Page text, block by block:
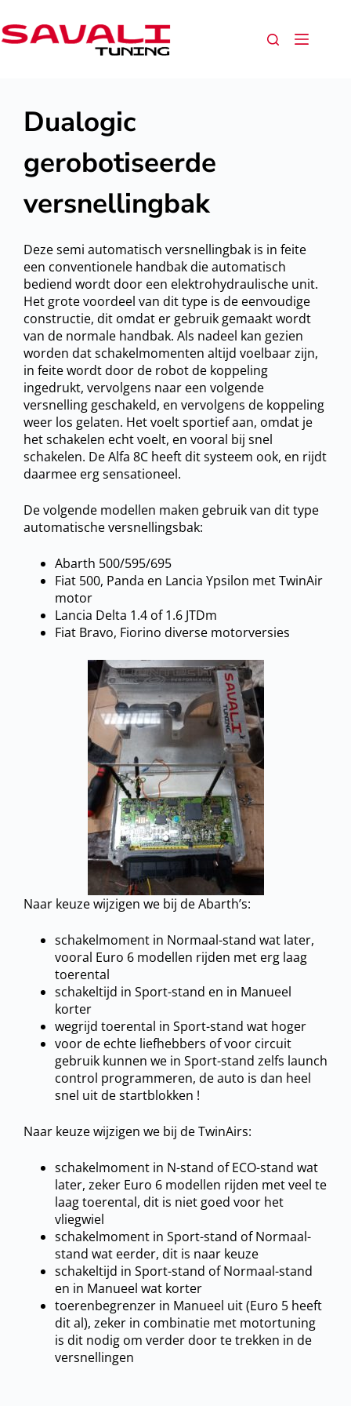
Dualogic
gerobotiseerde
versnellingbak
Deze semi automatisch versnellingbak is in feite
een conventionele handbak die automatisch
bediend wordt door een elektrohydraulische unit.
Het grote voordeel van dit type is de eenvoudige
constructie, dit omdat er gebruik gemaakt wordt
van de normale handbak. Als nadeel kan gezien
worden dat schakelmomenten altijd voelbaar zijn,
in feite wordt door de robot de koppeling
ingedrukt, vervolgens naar een volgende
versnelling geschakeld, en vervolgens de koppeling
weer los gelaten. Het voelt sportief aan, omdat je
het schakelen echt voelt, en vooral bij snel
schakelen. De Alfa 8C heeft dit systeem ook, en rijdt
daarmee erg sensationeel.
De volgende modellen maken gebruik van dit type
automatische versnellingsbak:
Abarth 500/595/695
Fiat 500, Panda en Lancia Ypsilon met TwinAir
motor
Lancia Delta 1.4 of 1.6 JTDm
Fiat Bravo, Fiorino diverse motorversies
Naar keuze wijzigen we bij de Abarth’s:
schakelmoment in Normaal-stand wat later,
vooral Euro 6 modellen rijden met erg laag
toerental
schakeltijd in Sport-stand en in Manueel
korter
wegrijd toerental in Sport-stand wat hoger
voor de echte liefhebbers of voor circuit
gebruik kunnen we in Sport-stand zelfs launch
control programmeren, de auto is dan heel
snel uit de startblokken !
Naar keuze wijzigen we bij de TwinAirs:
schakelmoment in N-stand of ECO-stand wat
later, zeker Euro 6 modellen rijden met veel te
laag toerental, dit is niet goed voor het
vliegwiel
schakelmoment in Sport-stand of Normaal-
stand wat eerder, dit is naar keuze
schakeltijd in Sport-stand of Normaal-stand
en in Manueel wat korter
toerenbegrenzer in Manueel uit (Euro 5 heeft
dit al), zeker in combinatie met motortuning
is dit nodig om verder door te trekken in de
versnellingen